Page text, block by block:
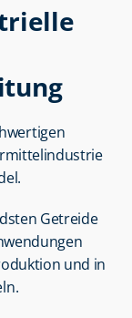
Getreide
und in